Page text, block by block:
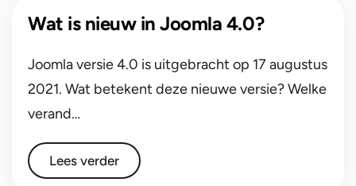
Wat is nieuw in Joomla 4.0?
Joomla versie 4.0 is uitgebracht op 17 augustus
2021. Wat betekent deze nieuwe versie? Welke
verand…
Lees verder